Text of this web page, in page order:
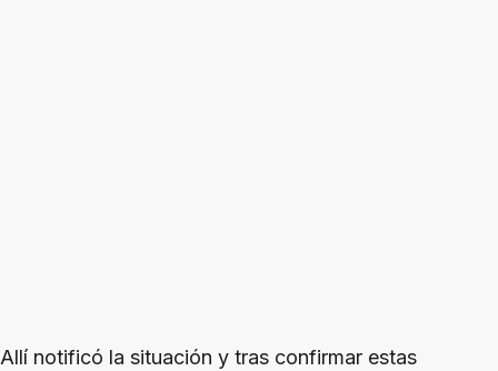
Allí notificó la situación y tras confirmar estas